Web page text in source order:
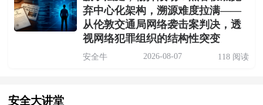
弃中心化架构，溯源难度拉满——
从伦敦交通局网络袭击案判决，透
视网络犯罪组织的结构性突变
安全牛 2026-08-07 118 阅读
安全大讲堂